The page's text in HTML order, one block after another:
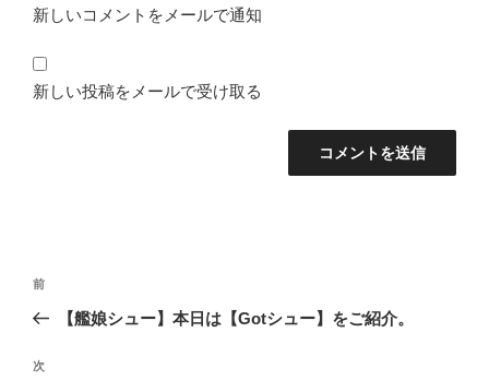
新しいコメントをメールで通知
新しい投稿をメールで受け取る
投
ビ
前
の
稿
前
【艦娘シュー】本日は【Gotシュー】をご紹介。
次
次